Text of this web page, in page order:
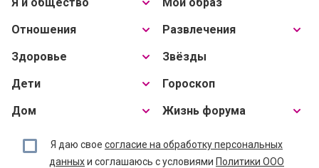
Отношения
Здоровье
Дети
Дом
Развлечения
Звёзды
Гороскоп
Жизнь форума
Я даю свое согласие на обработку персональных
данныхи соглашаюсь с условиями Политики ООО